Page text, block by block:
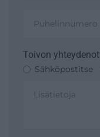
Toivon
Sähköpostitse